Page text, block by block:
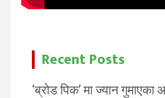
Recent Posts
‘ब्रोड पिक’ मा ज्यान गुमाएका